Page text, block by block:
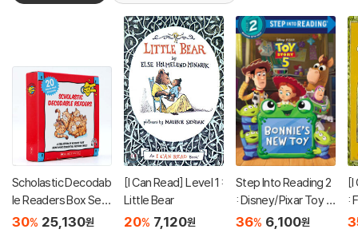
Scholastic Decodab
le Readers Box Set
Level A (StoryPlus
30% 25,130원
[I Can Read] Level 1 :
Little Bear
20% 7,120원
Step Into Reading 2
: Disney/Pixar Toy S
tory 5 : Bonnie's Ne
36% 6,100원
[I
: